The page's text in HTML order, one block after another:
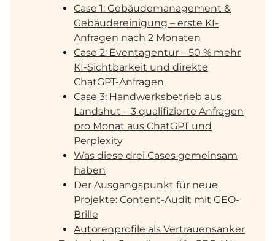
Case 1: Gebäudemanagement &
Gebäudereinigung – erste KI-
Anfragen nach 2 Monaten
Case 2: Eventagentur – 50 % mehr
KI-Sichtbarkeit und direkte
ChatGPT-Anfragen
Case 3: Handwerksbetrieb aus
Landshut – 3 qualifizierte Anfragen
pro Monat aus ChatGPT und
Perplexity
Was diese drei Cases gemeinsam
haben
Der Ausgangspunkt für neue
Projekte: Content-Audit mit GEO-
Brille
Autorenprofile als Vertrauensanker